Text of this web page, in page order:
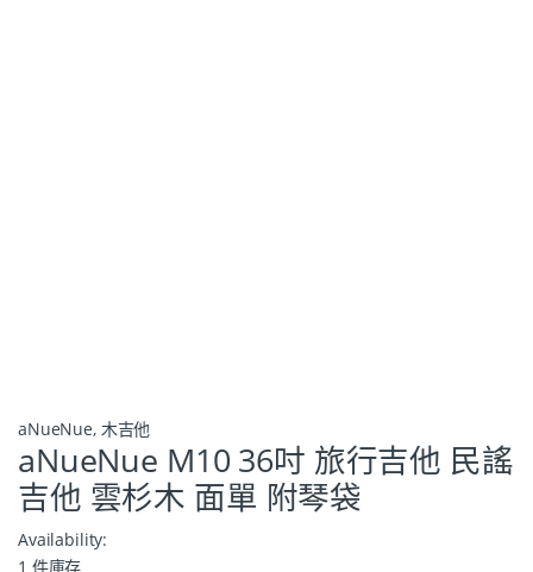
aNueNue, 木吉他
aNueNue M10 36吋 旅行吉他 民謠
吉他 雲杉木 面單 附琴袋
Availability:
1 件庫存